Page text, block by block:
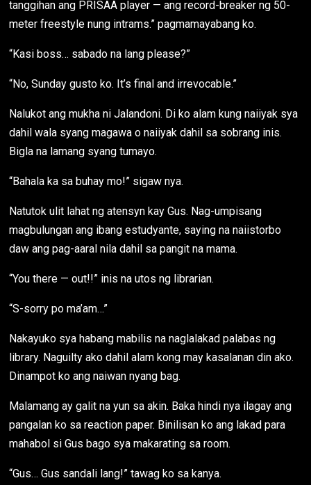
tanggihan ang PRISAA player — ang record-breaker ng 50-
meter freestyle nung intrams.” pagmamayabang ko.
“Kasi boss… sabado na lang please?”
“No, Sunday gusto ko. It’s final and irrevocable.”
Nalukot ang mukha ni Jalandoni. Di ko alam kung naiiyak sya
dahil wala syang magawa o naiiyak dahil sa sobrang inis.
Bigla na lamang syang tumayo.
“Bahala ka sa buhay mo!” sigaw nya.
Natutok ulit lahat ng atensyn kay Gus. Nag-umpisang
magbulungan ang ibang estudyante, saying na naiistorbo
daw ang pag-aaral nila dahil sa pangit na mama.
“You there — out!!” inis na utos ng librarian.
“S-sorry po ma’am…”
Nakayuko sya habang mabilis na naglalakad palabas ng
library. Naguilty ako dahil alam kong may kasalanan din ako.
Dinampot ko ang naiwan nyang bag.
Malamang ay galit na yun sa akin. Baka hindi nya ilagay ang
pangalan ko sa reaction paper. Binilisan ko ang lakad para
mahabol si Gus bago sya makarating sa room.
“Gus… Gus sandali lang!” tawag ko sa kanya.